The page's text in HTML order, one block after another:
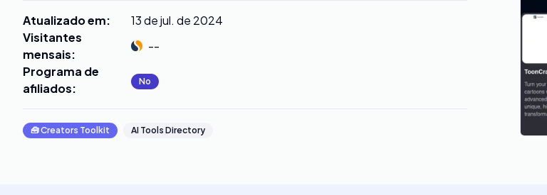
Atualizado em:
13 de jul. de 2024
Visitantes
mensais:
--
Programa de
afiliados: No
🧰Creators Toolkit AI Tools Directory